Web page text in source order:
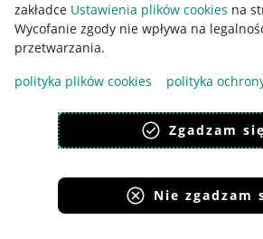
zakładce Ustawienia plików cookies na
Wycofanie zgody nie wpływa na
przetwarzania.
polityka plików cookies
polityka
Zgadzam się
Nie zgadzam
Korzystanie z serwisu oznacza